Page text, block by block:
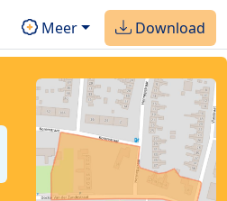
Meer Download